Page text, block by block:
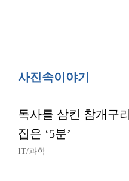
사진속이야기
독사를 삼킨 참개구
집은 ‘5분’
IT/과학